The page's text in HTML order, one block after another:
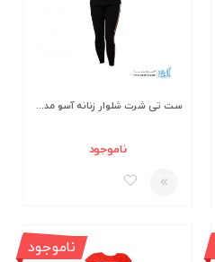
ست تی شرت شلوار زنانه آسو مدل S384-B
ناموجود
ناموجود